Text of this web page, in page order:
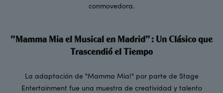
conmovedora.
"Mamma Mia el Musical en Madrid": Un Clásico que
Trascendió el Tiempo
La adaptación de "Mamma Mia!" por parte de Stage
Entertainment fue una muestra de creatividad y talento